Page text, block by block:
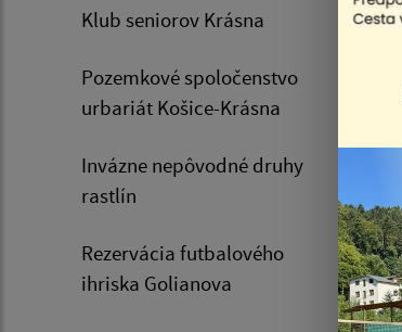
Klub seniorov Krásna
Pozemkové spoločenstvo
urbariát Košice-Krásna
Invázne nepôvodné druhy
rastlín
Rezervácia futbalového
ihriska Golianova